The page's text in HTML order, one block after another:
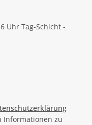
Uhr Tag-Schicht -
Informationen zu